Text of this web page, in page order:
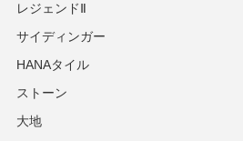
レジェンドⅡ
サイディンガー
HANAタイル
ストーン
大地